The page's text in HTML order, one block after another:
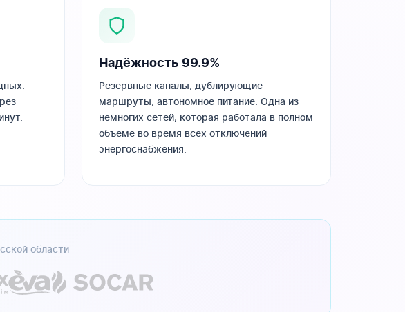
Надёжность 99.9%
Резервные каналы, дублирующие
маршруты, автономное питание. Одна из
немногих сетей, которая работала в полном
объёме во время всех отключений
энергоснабжения.
области